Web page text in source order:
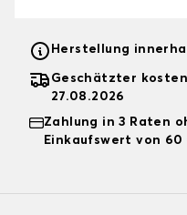
Herstellung
Geschätzter
27.08.2026
Zahlung in 3 Raten
Einkaufswert von 60